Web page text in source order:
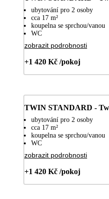
ubytování pro 2 osoby
cca 17 m²
koupelna se sprchou/vanou
WC
zobrazit podrobnosti
+1 420 Kč /pokoj
TWIN STANDARD -
ubytování pro 2 osoby
cca 17 m²
koupelna se sprchou/vanou
WC
zobrazit podrobnosti
+1 420 Kč /pokoj